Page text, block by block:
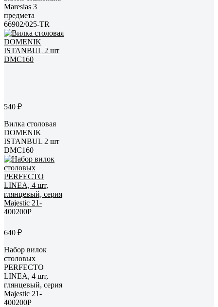
Maresias 3
предмета
66902/025-TR
540 ₽
Вилка столовая
DOMENIK
ISTANBUL 2 шт
DMC160
640 ₽
Набор вилок
столовых
PERFECTO
LINEA, 4 шт,
глянцевый, серия
Majestic 21-
400200P